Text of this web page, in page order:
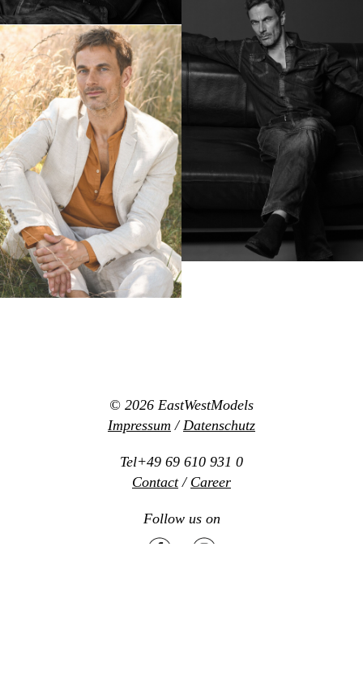
© 2026 EastWestModels
Impressum / Datenschutz
Tel+49 69 610 931 0
Contact/ Career
Follow us on